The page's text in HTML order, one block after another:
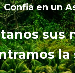
Confia en un
sus
la